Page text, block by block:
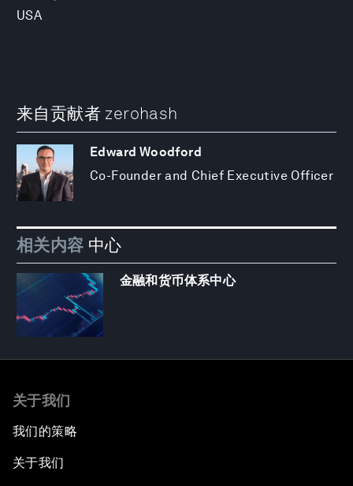
USA
来自贡献者 zerohash
Edward Woodford
Co-Founder and Chief Executive Officer
相关内容 中心
金融和货币体系中心
关于我们
我们的策略
关于我们